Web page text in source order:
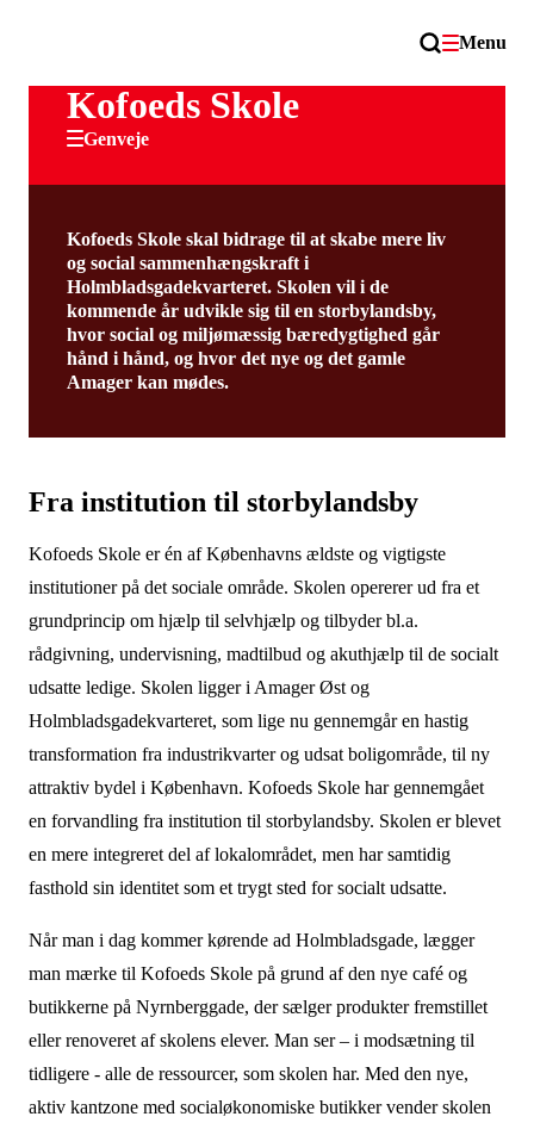
Menu
Kofoeds Skole
Genveje
Kofoeds Skole skal bidrage til at skabe mere liv
og social sammenhængskraft i
Holmbladsgadekvarteret. Skolen vil i de
kommende år udvikle sig til en storbylandsby,
hvor social og miljømæssig bæredygtighed går
hånd i hånd, og hvor det nye og det gamle
Amager kan mødes.
Fra institution til storbylandsby
Kofoeds Skole er én af Københavns ældste og vigtigste
institutioner på det sociale område. Skolen opererer ud fra et
grundprincip om hjælp til selvhjælp og tilbyder bl.a.
rådgivning, undervisning, madtilbud og akuthjælp til de socialt
udsatte ledige. Skolen ligger i Amager Øst og
Holmbladsgadekvarteret, som lige nu gennemgår en hastig
transformation fra industrikvarter og udsat boligområde, til ny
attraktiv bydel i København. Kofoeds Skole har gennemgået
en forvandling fra institution til storbylandsby. Skolen er blevet
en mere integreret del af lokalområdet, men har samtidig
fasthold sin identitet som et trygt sted for socialt udsatte.
Når man i dag kommer kørende ad Holmbladsgade, lægger
man mærke til Kofoeds Skole på grund af den nye café og
butikkerne på Nyrnberggade, der sælger produkter fremstillet
eller renoveret af skolens elever. Man ser – i modsætning til
tidligere - alle de ressourcer, som skolen har. Med den nye,
aktiv kantzone med socialøkonomiske butikker vender skolen